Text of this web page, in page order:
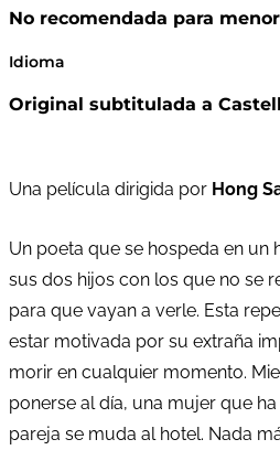
No recomendada para
Idioma
Original subtitulada a
Una película dirigida por Hong
Un poeta que se hospeda en un
sus dos hijos con los que no se
para que vayan a verle. Esta
estar motivada por su extraña
morir en cualquier momento.
ponerse al día, una mujer que
pareja se muda al hotel. Nada